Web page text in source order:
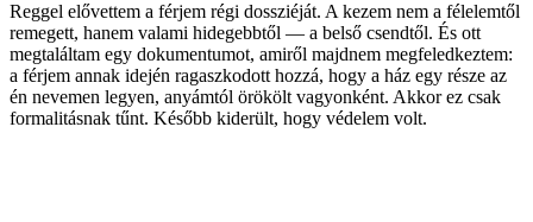
Reggel elővettem a férjem régi dossziéját. A kezem nem a félelemtől
remegett, hanem valami hidegebbtől — a belső csendtől. És ott
megtaláltam egy dokumentumot, amiről majdnem megfeledkeztem:
a férjem annak idején ragaszkodott hozzá, hogy a ház egy része az
én nevemen legyen, anyámtól örökölt vagyonként. Akkor ez csak
formalitásnak tűnt. Később kiderült, hogy védelem volt.